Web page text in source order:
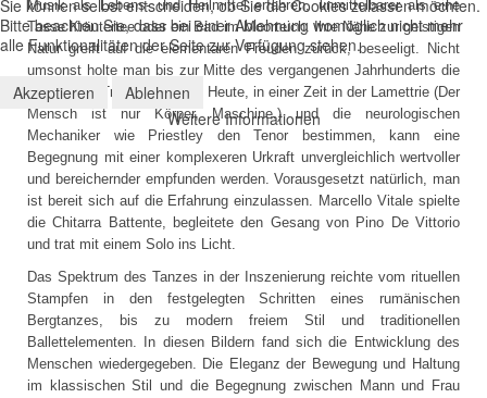
Musik als Lebens- und Heilmittel erfahren, unmittelbarer als eine
Tasse Kräutertee oder ein Bad im Moorteich. Ihre Nähe zur geistigen
Natur greift auf die elementaren Freuden zurück, beseeligt. Nicht
umsonst holte man bis zur Mitte des vergangenen Jahrhunderts die
Musiker zu Traumatisierten. Heute, in einer Zeit in der Lamettrie (Der
Mensch ist nur Körper, Maschine.) und die neurologischen
Mechaniker wie Priestley den Tenor bestimmen, kann eine
Begegnung mit einer komplexeren Urkraft unvergleichlich wertvoller
und bereichernder empfunden werden. Vorausgesetzt natürlich, man
ist bereit sich auf die Erfahrung einzulassen. Marcello Vitale spielte
die Chitarra Battente, begleitete den Gesang von Pino De Vittorio
und trat mit einem Solo ins Licht.
Das Spektrum des Tanzes in der Inszenierung reichte vom rituellen
Stampfen in den festgelegten Schritten eines rumänischen
Bergtanzes, bis zu modern freiem Stil und traditionellen
Ballettelementen. In diesen Bildern fand sich die Entwicklung des
Menschen wiedergegeben. Die Eleganz der Bewegung und Haltung
im klassischen Stil und die Begegnung zwischen Mann und Frau
Sie können selbst entscheiden, ob Sie die Cookies zulassen möchten.
Bitte beachten Sie, dass bei einer Ablehnung womöglich nicht mehr
alle Funktionalitäten der Seite zur Verfügung stehen.
Akzeptieren
Ablehnen
Weitere Informationen